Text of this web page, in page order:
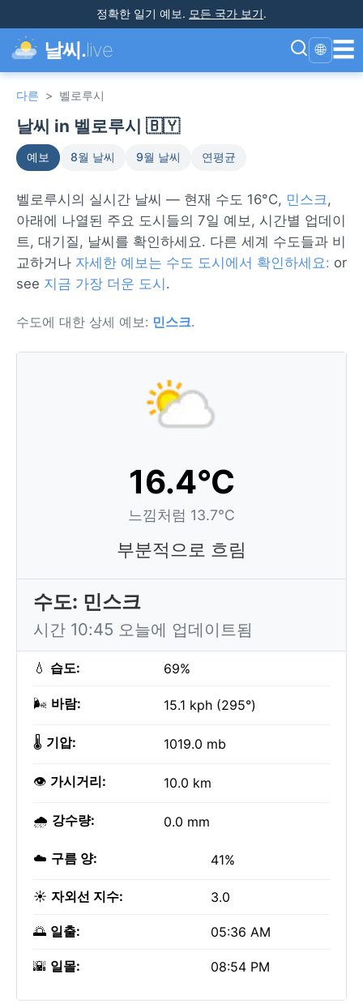
정확한 일기 예보. 모든 국가 보기.
날씨.live 🌐 ☰
다른 > 벨로루시
날씨 in 벨로루시 🇧🇾
예보 8월 날씨 9월 날씨 연평균
벨로루시의 실시간 날씨 — 현재 수도 16°C, 민스크,
아래에 나열된 주요 도시들의 7일 예보, 시간별 업데이
트, 대기질, 날씨를 확인하세요. 다른 세계 수도들과 비
교하거나 자세한 예보는 수도 도시에서 확인하세요: or
see 지금 가장 더운 도시 .
수도에 대한 상세 예보: 민스크.
16.4°C
느낌처럼 13.7°C
부분적으로 흐림
수도: 민스크
시간 10:45 오늘에 업데이트됨
💧 습도: 69%
🌬️ 바람: 15.1 kph (295°)
🌡️ 기압: 1019.0 mb
👁️ 가시거리: 10.0 km
🌧️ 강수량: 0.0 mm
☁️ 구름 양: 41%
☀️ 자외선 지수: 3.0
🌅 일출: 05:36 AM
🌇 일몰: 08:54 PM